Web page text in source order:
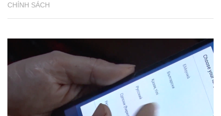
CHÍNH SÁCH